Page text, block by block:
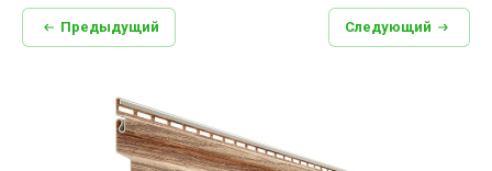
Предыдущий Следующий